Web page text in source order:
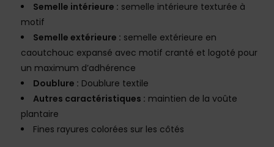
Semelle intérieure : semelle intérieure texturée à
motif
Semelle extérieure : semelle extérieure en
caoutchouc expansé avec motif cranté et logoté pour
un maximum d’adhérence
Doublure : Doublure textile
Autres caractéristiques : maintien de la voûte
plantaire
Fines rayures colorées sur les côtés